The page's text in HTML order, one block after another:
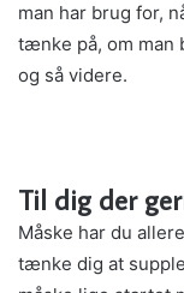
man har brug for,
tænke på, om man
og så videre.
Til dig der
Måske har du
tænke dig at